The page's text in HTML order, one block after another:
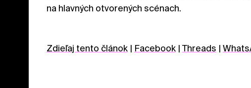
na hlavných otvorených scénach.
Zdieľaj tento článok | Facebook | Threads |